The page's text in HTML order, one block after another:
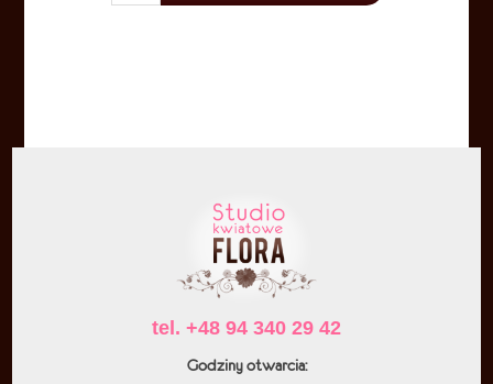
tel. +48 94 340 29 42
Godziny otwarcia: